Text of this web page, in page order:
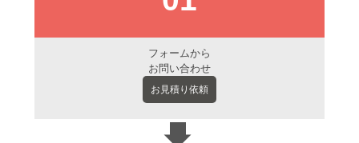
フォームから
お問い合わせ
お見積り依頼